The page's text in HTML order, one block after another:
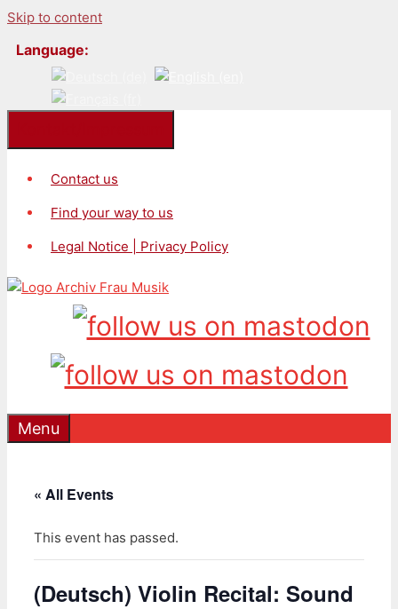
Skip to content
Language:
Contact us
Find your way to us
Legal Notice | Privacy Policy
Menu
« All Events
This event has passed.
(Deutsch) Violin Recital: Sound